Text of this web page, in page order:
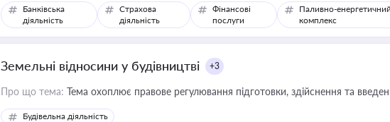
Банківська
діяльність
Страхова
діяльність
Фінансові
послуги
Паливно-енергетичний
комплекс
Земельні відносини у будівництві +3
Про що тема: Тема охоплює правове регулювання підготовки, здійснення та
Будівельна діяльність